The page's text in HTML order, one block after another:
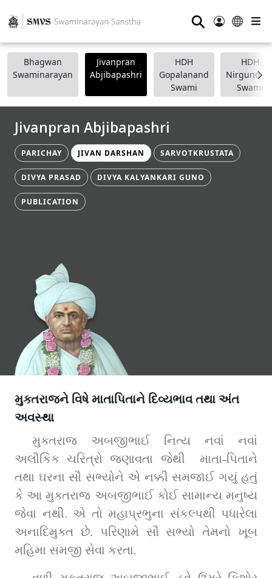
⚲
Bhagwan
Swaminarayan
Jivanpran
Abjibapashri
HDH
Gopalanand
Swami
HDH
Swami
Jivanpran Abjibapashri
PARICHAY JIVAN DARSHAN SARVOTKRUSTATA
DIVYA PRASAD DIVYA KALYANKARI GUNO
PUBLICATION
મુક્તરાજને વિષે માતાપિતાને દિવ્યભાવ તથા અંત
અવસ્થા
મુક્તરાજ અબજીભાઈ નિત્ય નવાં નવાં
અલૌકિક ચરિત્રો જણાવતા જેથી  માતા-પિતાને
તથા ઘરના સૌ સભ્યોને એ નક્કી સમજાઈ ગયું હતું
કે આ મુક્તરાજ અબજીભાઈ કોઈ સામાન્ય મનુષ્ય
જેવા નથી. એ તો મહાપ્રભુના સંકલ્પથી પધારેલા
અનાદિમુક્ત છે. પરિણામે સૌ સભ્યો તેમનો ખૂબ
મહિમા સમજી સેવા કરતા.